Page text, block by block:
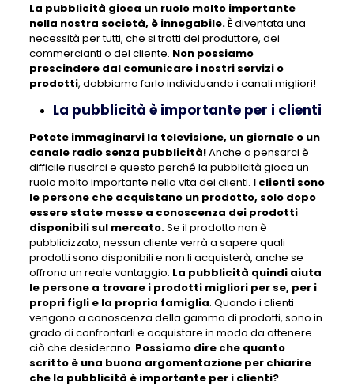
La pubblicità gioca un ruolo molto importante
nella nostra società, è innegabile.È diventata una
necessità per tutti, che si tratti del produttore, dei
commercianti o del cliente. Non possiamo
prescindere dal comunicare i nostri servizi o
prodotti, dobbiamo farlo individuando i canali migliori!
La pubblicità è importante per i clienti
Potete immaginarvi la televisione, un giornale o un
canale radio senza pubblicità!Anche a pensarci è
difficile riuscirci e questo perché la pubblicità gioca un
ruolo molto importante nella vita dei clienti. I clienti sono
le persone che acquistano un prodotto, solo dopo
essere state messe a conoscenza dei prodotti
disponibili sul mercato.Se il prodotto non è
pubblicizzato, nessun cliente verrà a sapere quali
prodotti sono disponibili e non li acquisterà, anche se
offrono un reale vantaggio. La pubblicità quindi aiuta
le persone a trovare i prodotti migliori per se, per i
propri figli e la propria famiglia. Quando i clienti
vengono a conoscenza della gamma di prodotti, sono in
grado di confrontarli e acquistare in modo da ottenere
ciò che desiderano. Possiamo dire che quanto
scritto è una buona argomentazione per chiarire
che la pubblicità è importante per i clienti?